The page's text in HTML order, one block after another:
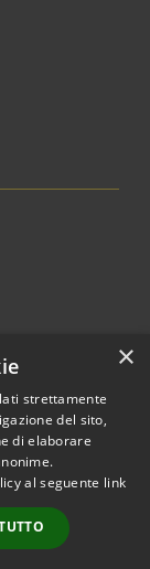
• Comune di
• Powered by
•
Accesso
×
strettamente
del sito,
di elaborare
al seguente link